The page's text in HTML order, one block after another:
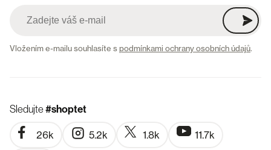
Vložením e-mailu souhlasíte spodmínkami ochrany osobních údajů.
Sledujte#shoptet
26k 5.2k 1.8k 11.7k